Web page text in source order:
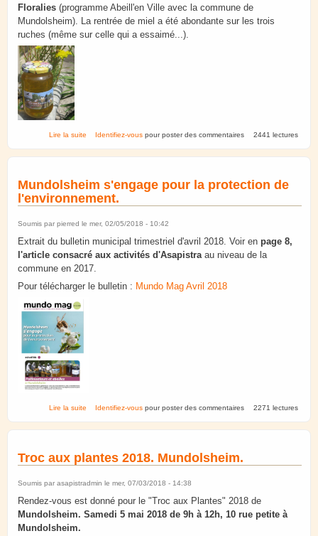
Floralies (programme Abeill'en Ville avec la commune de
Mundolsheim). La rentrée de miel a été abondante sur les trois
ruches (même sur celle qui a essaimé...).
Lire la suite de Mundolsheim. Récoltes 2018.
Identifiez-vous pour poster des commentaires 2441 lectures
Mundolsheim s'engage pour la protection de
l'environnement.
Soumis par pierred le mer, 02/05/2018 - 10:42
Extrait du bulletin municipal trimestriel d'avril 2018. Voir en page 8,
l'article consacré aux activités d'Asapistraau niveau de la
commune en 2017.
Pour télécharger le bulletin : Mundo Mag Avril 2018
Lire la suite de Mundolsheim s'engage pour la protection de l'environnement.
Identifiez-vous pour poster des commentaires 2271 lectures
Troc aux plantes 2018. Mundolsheim.
Soumis par asapistradmin le mer, 07/03/2018 - 14:38
Rendez-vous est donné pour le "Troc aux Plantes" 2018 de
Mundolsheim. Samedi 5 mai 2018 de 9h à 12h, 10 rue petite à
Mundolsheim.